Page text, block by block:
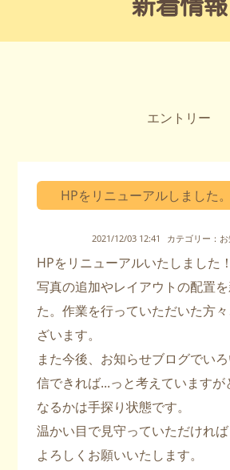
エントリー
HPをリニューアルしました。
2021/12/03 12:41 カテゴリー：
HPをリニューアルいたしました！
写真の追加やレイアウトの配置
た。作業を行っていただいた方
ざいます。
また今後、お知らせブログでい
信できれば...っと考えています
なるかは手探り状態です。
温かい目で見守っていただければ
よろしくお願いいたします。